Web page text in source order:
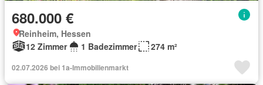
680.000 €
Reinheim, Hessen
12 Zimmer
1 Badezimmer 274 m²
02.07.2026 bei 1a-Immobilienmarkt